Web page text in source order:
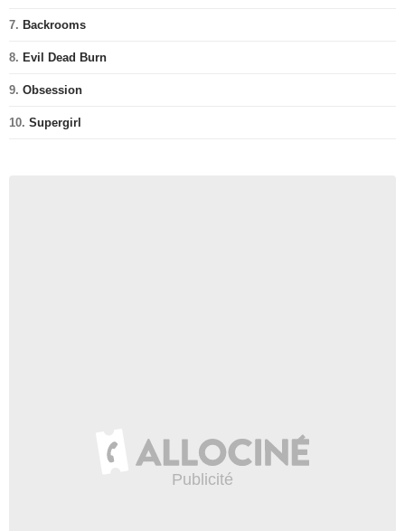
7. Backrooms
8. Evil Dead Burn
9. Obsession
10. Supergirl